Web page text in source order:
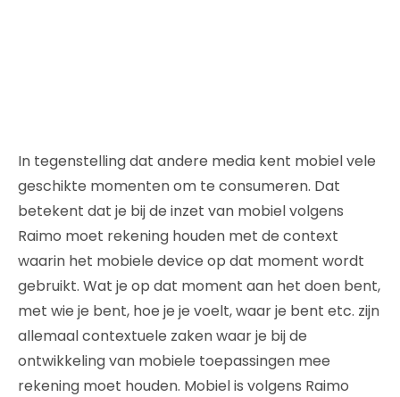
In tegenstelling dat andere media kent mobiel vele
geschikte momenten om te consumeren. Dat
betekent dat je bij de inzet van mobiel volgens
Raimo moet rekening houden met de context
waarin het mobiele device op dat moment wordt
gebruikt. Wat je op dat moment aan het doen bent,
met wie je bent, hoe je je voelt, waar je bent etc. zijn
allemaal contextuele zaken waar je bij de
ontwikkeling van mobiele toepassingen mee
rekening moet houden. Mobiel is volgens Raimo